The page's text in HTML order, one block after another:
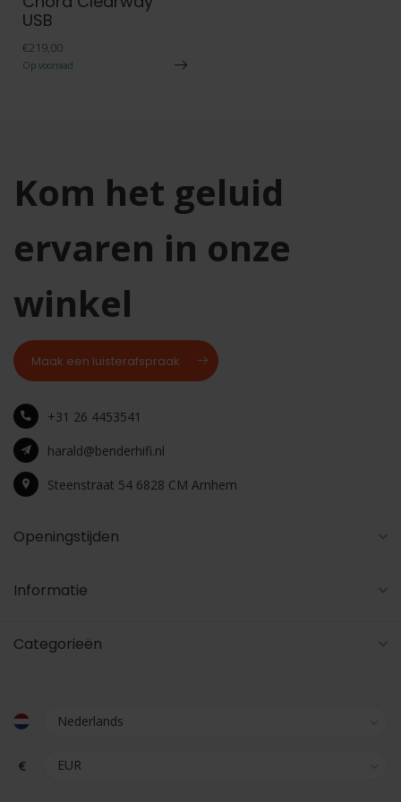
USB
€219,00
Op voorraad
Kom het geluid
ervaren in onze
winkel
Maak een luisterafspraak
+31 26 4453541
harald@benderhifi.nl
Steenstraat 54 6828 CM Arnhem
Openingstijden
Informatie
Categorieën
€